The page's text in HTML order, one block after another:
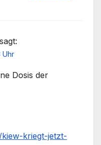
sagt:
Uhr
Dosis der
kriegt-jetzt-